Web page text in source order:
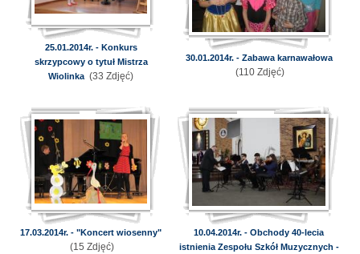
25.01.2014r. - Konkurs
skrzypcowy o tytuł Mistrza
Wiolinka (33 Zdjęć)
30.01.2014r. - Zabawa karnawałowa
(110 Zdjęć)
17.03.2014r. - "Koncert wiosenny"
(15 Zdjęć)
10.04.2014r. - Obchody 40-lecia
istnienia Zespołu Szkół Muzycznych -